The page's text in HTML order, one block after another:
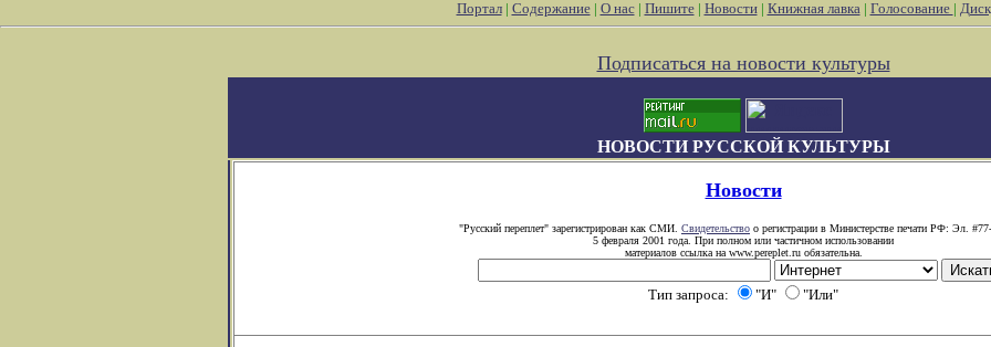
Портал| Содержание| О нас| Пишите| Новости| Книжная лавка| Голосование |
Подписаться на новости культуры
НОВОСТИ РУССКОЙ КУЛЬТУРЫ
Новости
"Русский переплет" зарегистрирован как СМИ. Свидетельство о регистрации в Министерстве печати РФ: Эл.
5 февраля 2001 года. При полном или частичном использовании
материалов ссылка на www.pereplet.ru обязательна.
Тип запроса: "И" "Или"